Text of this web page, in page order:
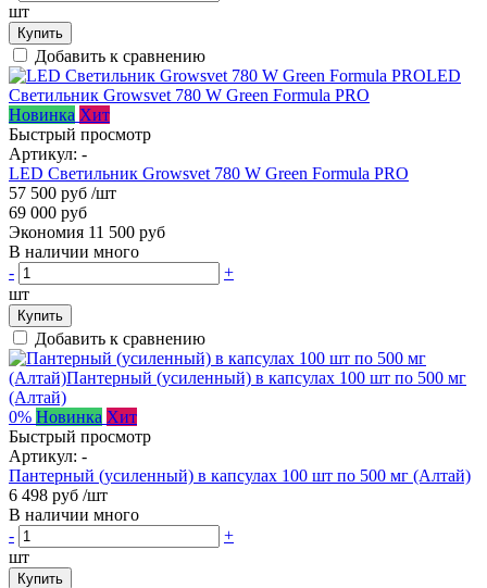
шт
Купить
Добавить к сравнению
Новинка Хит
Быстрый просмотр
Артикул: -
LED Светильник Growsvet 780 W Green Formula PRO
57 500 руб /шт
69 000 руб
Экономия 11 500 руб
В наличии много
-
+
шт
Купить
Добавить к сравнению
0% Новинка Хит
Быстрый просмотр
Артикул: -
Пантерный (усиленный) в капсулах 100 шт по 500 мг (Алтай)
6 498 руб /шт
В наличии много
-
+
шт
Купить